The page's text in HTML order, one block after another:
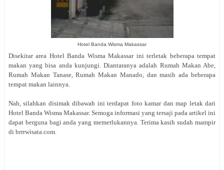
Hotel Banda Wisma Makassar
Disekitar area Hotel Banda Wisma Makassar ini terletak beberapa tempat
makan yang bisa anda kunjungi. Diantaranya adalah Rumah Makan Abe,
Rumah Makan Tanase, Rumah Makan Manado, dan masih ada beberapa
tempat makan lainnya.
Nah, silahkan disimak dibawah ini terdapat foto kamar dan map letak dari
Hotel Banda Wisma Makassar. Semoga informasi yang tersaji pada artikel ini
dapat berguna bagi anda yang memerlukannya. Terima kasih sudah mampir
di brrrwisata.com.